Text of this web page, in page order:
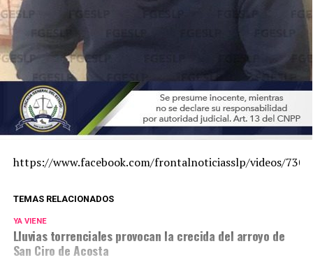
https://www.facebook.com/frontalnoticiasslp/videos/
TEMAS RELACIONADOS
YA VIENE
Lluvias torrenciales provocan la crecida del arroyo de
San Ciro de Acosta